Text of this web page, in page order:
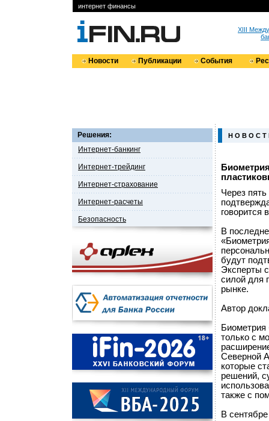
интернет финансы
XIII
Новости Публикации События
Решения:
Интернет-банкинг
Интернет-трейдинг
Интернет-страхование
Интернет-расчеты
Безопасность
Н О В О С Т
Через
говорится
В
будут
Эксперты
силой для
рынке.
Автор
Биометрия
только с
Северной
которые
решений,
также с
В